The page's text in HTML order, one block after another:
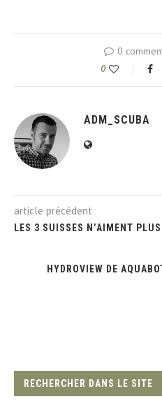
0
0
ADM_SCUBA
article précédent
LES 3 SUISSES N’AIMENT
HYDROVIEW DE
RECHERCHER DANS LE SITE